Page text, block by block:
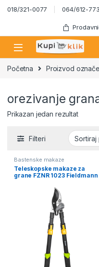
Skip to navigation
Skip to content
018/321-0077 064/612-
Početna Proizvod
orezivanje
Prikazan jedan rezultat
Filteri
Bastenske makaze
Teleskopske makaze za
grane FZNR 1023 Fieldmann